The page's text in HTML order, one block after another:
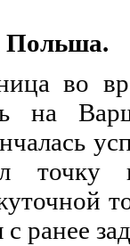
Польша.
во
на
точку
с ранее